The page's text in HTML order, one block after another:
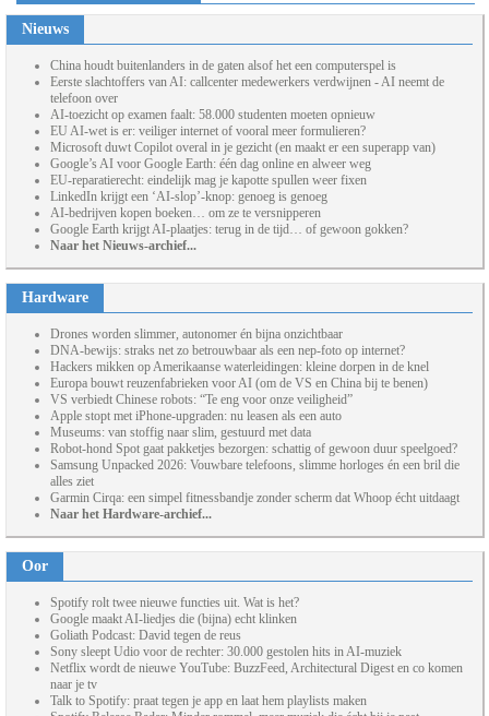
Nieuws
China houdt buitenlanders in de gaten alsof het een computerspel is
Eerste slachtoffers van AI: callcenter medewerkers verdwijnen - AI neemt de
telefoon over
AI-toezicht op examen faalt: 58.000 studenten moeten opnieuw
EU AI-wet is er: veiliger internet of vooral meer formulieren?
Microsoft duwt Copilot overal in je gezicht (en maakt er een superapp van)
Google’s AI voor Google Earth: één dag online en alweer weg
EU-reparatierecht: eindelijk mag je kapotte spullen weer fixen
LinkedIn krijgt een ‘AI-slop’-knop: genoeg is genoeg
AI-bedrijven kopen boeken… om ze te versnipperen
Google Earth krijgt AI-plaatjes: terug in de tijd… of gewoon gokken?
Naar het Nieuws-archief...
Hardware
Drones worden slimmer, autonomer én bijna onzichtbaar
DNA-bewijs: straks net zo betrouwbaar als een nep-foto op internet?
Hackers mikken op Amerikaanse waterleidingen: kleine dorpen in de knel
Europa bouwt reuzenfabrieken voor AI (om de VS en China bij te benen)
VS verbiedt Chinese robots: “Te eng voor onze veiligheid”
Apple stopt met iPhone-upgraden: nu leasen als een auto
Museums: van stoffig naar slim, gestuurd met data
Robot-hond Spot gaat pakketjes bezorgen: schattig of gewoon duur speelgoed?
Samsung Unpacked 2026: Vouwbare telefoons, slimme horloges én een bril die
alles ziet
Garmin Cirqa: een simpel fitnessbandje zonder scherm dat Whoop écht uitdaagt
Naar het Hardware-archief...
Oor
Spotify rolt twee nieuwe functies uit. Wat is het?
Google maakt AI-liedjes die (bijna) echt klinken
Goliath Podcast: David tegen de reus
Sony sleept Udio voor de rechter: 30.000 gestolen hits in AI-muziek
Netflix wordt de nieuwe YouTube: BuzzFeed, Architectural Digest en co komen
naar je tv
Talk to Spotify: praat tegen je app en laat hem playlists maken